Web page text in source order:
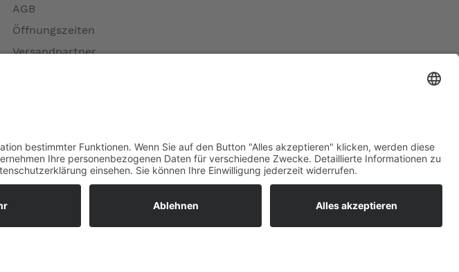
AGB
Öffnungszeiten
Versandpartner
Widerrufsrecht MS
Widerrufsrecht bei Dienstleistungen